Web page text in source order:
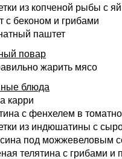
из копченой рыбы с
с беконом и грибами
паштет
повар
жарить мясо
блюда
карри
с фенхелем в
из индюшатины с
под можжевеловым
телятина с грибами и